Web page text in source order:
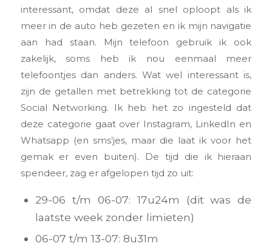
interessant, omdat deze al snel oploopt als ik
meer in de auto heb gezeten en ik mijn navigatie
aan had staan. Mijn telefoon gebruik ik ook
zakelijk, soms heb ik nou eenmaal meer
telefoontjes dan anders. Wat wel interessant is,
zijn de getallen met betrekking tot de categorie
Social Networking. Ik heb het zo ingesteld dat
deze categorie gaat over Instagram, LinkedIn en
Whatsapp (en sms’jes, maar die laat ik voor het
gemak er even buiten). De tijd die ik hieraan
spendeer, zag er afgelopen tijd zo uit:
29-06 t/m 06-07: 17u24m (dit was de
laatste week zonder limieten)
06-07 t/m 13-07: 8u31m